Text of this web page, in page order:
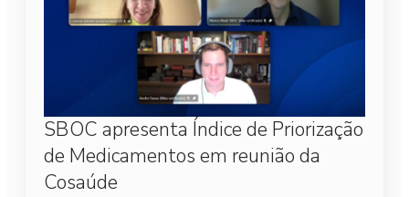
SBOC apresenta Índice de Priorização
de Medicamentos em reunião da
Cosaúde